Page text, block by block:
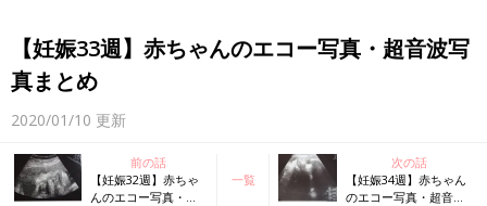
【妊娠33週】赤ちゃんのエコー写真・超音波写
真まとめ
2020/01/10 更新
前の話
【妊娠32週】赤ちゃ
んのエコー写真・超
一覧
次の話
【妊娠34週】赤ちゃん
のエコー写真・超音波